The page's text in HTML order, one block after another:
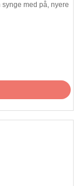
synge med på, nyere